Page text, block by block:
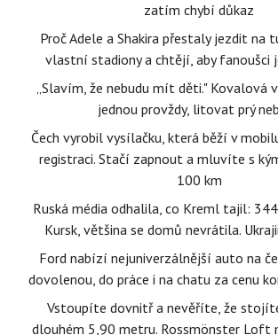
zatím chybí důkaz
Proč Adele a Shakira přestaly jezdit na
vlastní stadiony a chtějí, aby fanoušci
„Slavím, že nebudu mít děti." Kovalová
jednou provždy, litovat prý
Čech vyrobil vysílačku, která běží v
registraci. Stačí zapnout a mluvíte s
100 km
Ruská média odhalila, co Kreml tajil:
Kursk, většina se domů nevrátila.
Ford nabízí nejuniverzálnější auto na
dovolenou, do práce i na chatu za cenu
Vstoupíte dovnitř a nevěříte, že
dlouhém 5,90 metru. Rossmönster Loft